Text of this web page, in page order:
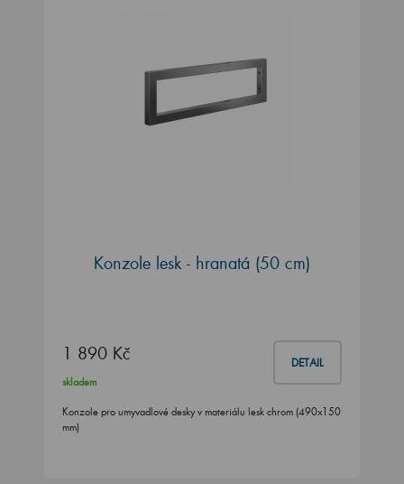
Konzole lesk - hranatá (50 cm)
1 890 Kč DETAIL
skladem
Konzole pro umyvadlové desky v materiálu lesk chrom (490x150
mm)